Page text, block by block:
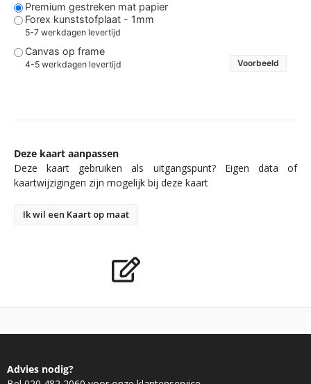
Premium gestreken mat papier
Forex kunststofplaat - 1mm
5-7 werkdagen levertijd
Canvas op frame
4-5 werkdagen levertijd Voorbeeld
Deze kaart aanpassen
Deze kaart gebruiken als uitgangspunt? Eigen data of
kaartwijzigingen zijn mogelijk bij deze kaart
Ik wil een Kaart op maat
Advies nodig?